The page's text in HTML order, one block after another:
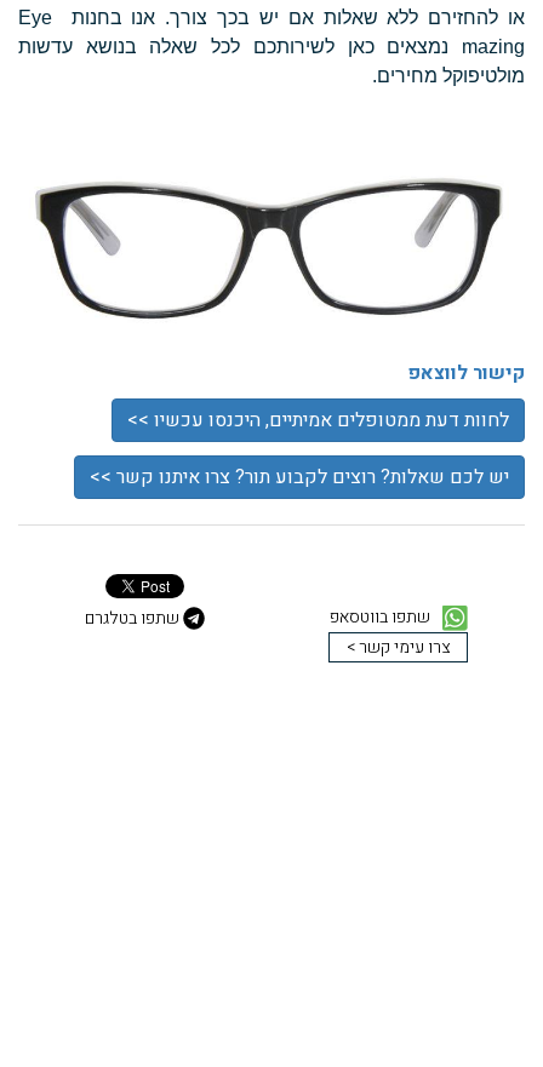
או להחזירם ללא שאלות אם יש בכך צורך. אנו בחנות Eye
mazing נמצאים כאן לשירותכם לכל שאלה בנושא עדשות
מולטיפוקל מחירים.
קישור לווצאפ
לחוות דעת ממטופלים אמיתיים, היכנסו עכשיו >>
יש לכם שאלות? רוצים לקבוע תור? צרו איתנו קשר >>
שתפו בווטסאפ
שתפו בטלגרם
צרו עימי קשר >